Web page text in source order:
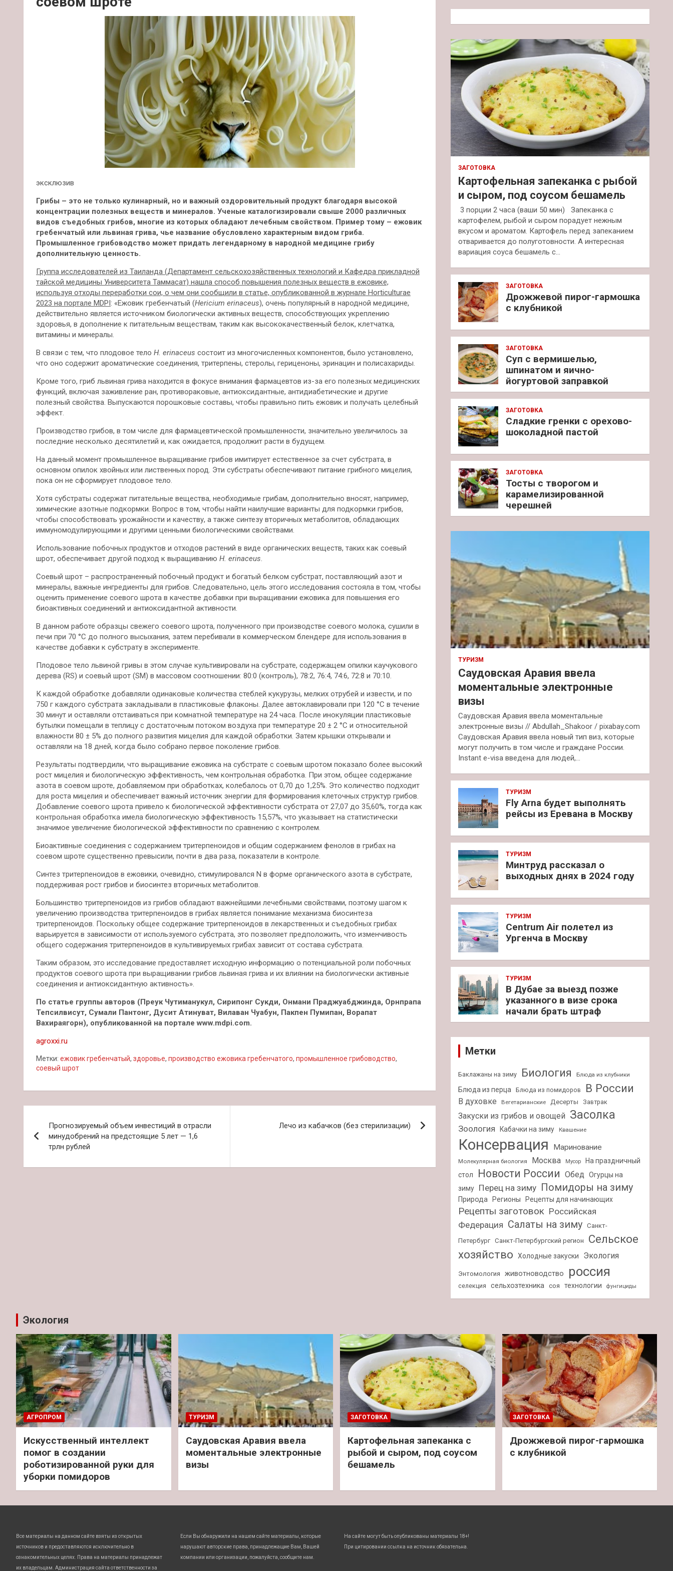
эксклюзив
Грибы – это не только кулинарный, но и важный оздоровительный продукт благодаря высокой
концентрации полезных веществ и минералов. Ученые каталогизировали свыше 2000 различных
видов съедобных грибов, многие из которых обладают лечебным свойством. Пример тому – ежовик
гребенчатый или львиная грива, чье название обусловлено характерным видом гриба.
Промышленное грибоводство может придать легендарному в народной медицине грибу
дополнительную ценность.
Группа исследователей из Таиланда (Департамент сельскохозяйственных технологий и Кафедра прикладной
тайской медицины Университета Таммасат) нашла способ повышения полезных веществ в ежовике,
используя отходы переработки сои, о чем они сообщили в статье, опубликованной в журнале Horticulturae
2023 на портале MDPI : «Ежовик гребенчатый (Hericium erinaceus), очень популярный в народной медицине,
действительно является источником биологически активных веществ, способствующих укреплению
здоровья, в дополнение к питательным веществам, таким как высококачественный белок, клетчатка,
витамины и минералы.
В связи с тем, что плодовое тело H. erinaceus состоит из многочисленных компонентов, было установлено,
что оно содержит ароматические соединения, тритерпены, стеролы, гериценоны, эринацин и полисахариды.
Кроме того, гриб львиная грива находится в фокусе внимания фармацевтов из-за его полезных медицинских
функций, включая заживление ран, противораковые, антиоксидантные, антидиабетические и другие
полезный свойства. Выпускаются порошковые составы, чтобы правильно пить ежовик и получать целебный
эффект.
Производство грибов, в том числе для фармацевтической промышленности, значительно увеличилось за
последние несколько десятилетий и, как ожидается, продолжит расти в будущем.
На данный момент промышленное выращивание грибов имитирует естественное за счет субстрата, в
основном опилок хвойных или лиственных пород. Эти субстраты обеспечивают питание грибного мицелия,
пока он не сформирует плодовое тело.
Хотя субстраты содержат питательные вещества, необходимые грибам, дополнительно вносят, например,
химические азотные подкормки. Вопрос в том, чтобы найти наилучшие варианты для подкормки грибов,
чтобы способствовать урожайности и качеству, а также синтезу вторичных метаболитов, обладающих
иммуномодулирующими и другими ценными биологическими свойствами.
Использование побочных продуктов и отходов растений в виде органических веществ, таких как соевый
шрот, обеспечивает другой подход к выращиванию H. erinaceus.
Соевый шрот – распространенный побочный продукт и богатый белком субстрат, поставляющий азот и
минералы, важные ингредиенты для грибов. Следовательно, цель этого исследования состояла в том, чтобы
оценить применение соевого шрота в качестве добавки при выращивании ежовика для повышения его
биоактивных соединений и антиоксидантной активности.
В данном работе образцы свежего соевого шрота, полученного при производстве соевого молока, сушили в
печи при 70 °C до полного высыхания, затем перебивали в коммерческом блендере для использования в
качестве добавки к субстрату в эксперименте.
Плодовое тело львиной гривы в этом случае культивировали на субстрате, содержащем опилки каучукового
дерева (RS) и соевый шрот (SM) в массовом соотношении: 80:0 (контроль), 78:2, 76:4, 74:6, 72:8 и 70:10.
К каждой обработке добавляли одинаковые количества стеблей кукурузы, мелких отрубей и извести, и по
750 г каждого субстрата закладывали в пластиковые флаконы. Далее автоклавировали при 120 °C в течение
30 минут и оставляли отстаиваться при комнатной температуре на 24 часа. После инокуляции пластиковые
бутылки помещали в теплицу с достаточным потоком воздуха при температуре 20 ± 2 °C и относительной
влажности 80 ± 5% до полного развития мицелия для каждой обработки. Затем крышки открывали и
оставляли на 18 дней, когда было собрано первое поколение грибов.
Результаты подтвердили, что выращивание ежовика на субстрате с соевым шротом показало более высокий
рост мицелия и биологическую эффективность, чем контрольная обработка. При этом, общее содержание
азота в соевом шроте, добавляемом при обработках, колебалось от 0,70 до 1,25%. Это количество подходит
для роста мицелия и обеспечивает важный источник энергии для формирования клеточных структур грибов.
Добавление соевого шрота привело к биологической эффективности субстрата от 27,07 до 35,60%, тогда как
контрольная обработка имела биологическую эффективность 15,57%, что указывает на статистически
значимое увеличение биологической эффективности по сравнению с контролем.
Биоактивные соединения с содержанием тритерпеноидов и общим содержанием фенолов в грибах на
соевом шроте существенно превысили, почти в два раза, показатели в контроле.
Синтез тритерпеноидов в ежовики, очевидно, стимулировался N в форме органического азота в субстрате,
поддерживая рост грибов и биосинтез вторичных метаболитов.
Большинство тритерпеноидов из грибов обладают важнейшими лечебными свойствами, поэтому шагом к
увеличению производства тритерпеноидов в грибах является понимание механизма биосинтеза
тритерпеноидов. Поскольку общее содержание тритерпеноидов в лекарственных и съедобных грибах
варьируется в зависимости от используемого субстрата, это позволяет предположить, что изменчивость
общего содержания тритерпеноидов в культивируемых грибах зависит от состава субстрата.
Таким образом, это исследование предоставляет исходную информацию о потенциальной роли побочных
продуктов соевого шрота при выращивании грибов львиная грива и их влиянии на биологически активные
соединения и антиоксидантную активность».
По статье группы авторов (Преук Чутиманукул, Сирипонг Сукди, Онмани Праджуабджинда, Орнпрапа
Тепсилвисут, Сумали Пантонг, Дусит Атинуват, Вилаван Чуабун, Пакпен Пумипан, Ворапат
Вахираягорн), опубликованной на портале www.mdpi.com.
agroxxi.ru
Метки: ежовик гребенчатый, здоровье, производство ежовика гребенчатого, промышленное грибоводство,
соевый шрот
по
записям
Прогнозируемый объем инвестиций в отрасли
минудобрений на предстоящие 5 лет — 1,6
трлн рублей
Лечо из кабачков (без стерилизации)
к
ЗАГОТОВКА
Картофельная запеканка с рыбой
и сыром, под соусом бешамель
3 порции 2 часа (ваши 50 мин) Запеканка с
картофелем, рыбой и сыром порадует нежным
вкусом и ароматом. Картофель перед запеканием
отваривается до полуготовности. А интересная
вариация соуса бешамель с…
ЗАГОТОВКА
Дрожжевой пирог-гармошка
с клубникой
ЗАГОТОВКА
Суп с вермишелью,
шпинатом и яично-
йогуртовой заправкой
ЗАГОТОВКА
Сладкие гренки с орехово-
шоколадной пастой
ЗАГОТОВКА
Тосты с творогом и
карамелизированной
черешней
ТУРИЗМ
Саудовская Аравия ввела
моментальные электронные
визы
Саудовская Аравия ввела моментальные
электронные визы // Abdullah_Shakoor / pixabay.com
Саудовская Аравия ввела новый тип виз, которые
могут получить в том числе и граждане России.
Instant e-visa введена для людей,…
ТУРИЗМ
Fly Arna будет выполнять
рейсы из Еревана в Москву
ТУРИЗМ
Минтруд рассказал о
выходных днях в 2024 году
ТУРИЗМ
Centrum Air полетел из
Ургенча в Москву
ТУРИЗМ
В Дубае за выезд позже
указанного в визе срока
начали брать штраф
Метки
Баклажаны на зиму Биология Блюда из клубники
Блюда из перца Блюда из помидоров В России
В духовке Вегетарианские Десерты Завтрак
Закуски из грибов и овощей Засолка
Зоология Кабачки на зиму Квашение
Консервация Маринование
Молекулярная биология Москва Мусор
На праздничный
стол
Новости России Обед
Огурцы на
зиму
Перец на зиму Помидоры на зиму
Природа Регионы Рецепты для начинающих
Рецепты заготовок Российская
Федерация Салаты на зиму
Санкт-
Петербург Санкт-Петербургский регион
Сельское
хозяйство
Холодные закуски Экология
Энтомология животноводство россия
селекция сельхозтехника соя технологии фунгициды
Экология
АГРОПРОМ
Искусственный интеллект
помог в создании
роботизированной руки для
уборки помидоров
ТУРИЗМ
Саудовская Аравия ввела
моментальные электронные
визы
ЗАГОТОВКА
Картофельная запеканка с
рыбой и сыром, под соусом
бешамель
ЗАГОТОВКА
Дрожжевой пирог-гармошка
с клубникой
Все материалы на данном сайте взяты из открытых
источников и предоставляются исключительно в
ознакомительных целях. Права на материалы принадлежат
их владельцам. Администрация сайта ответственности за
Если Вы обнаружили на нашем сайте материалы, которые
нарушают авторские права, принадлежащие Вам, Вашей
компании или организации, пожалуйста, сообщите нам.
На сайте могут быть опубликованы материалы 18+!
При цитировании ссылка на источник обязательна.